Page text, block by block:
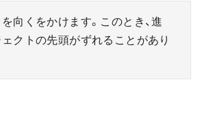
向くをかけます。このとき、進
クトの先頭がずれることがあり